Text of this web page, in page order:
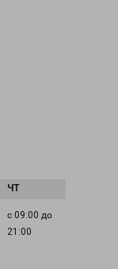
с 09:00 до
21:00